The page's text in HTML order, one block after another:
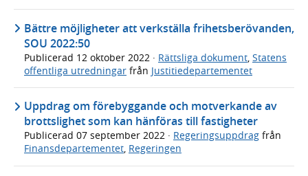
Bättre möjligheter att verkställa frihetsberövanden,
SOU 2022:50
Publicerad 12 oktober 2022 · Rättsliga dokument, Statens
offentliga utredningar från Justitiedepartementet
Uppdrag om förebyggande och motverkande av
brottslighet som kan hänföras till fastigheter
Publicerad 07 september 2022 · Regeringsuppdrag från
Finansdepartementet, Regeringen